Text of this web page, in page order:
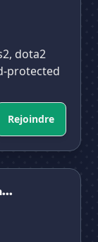
dota2
protected
Rejoindre